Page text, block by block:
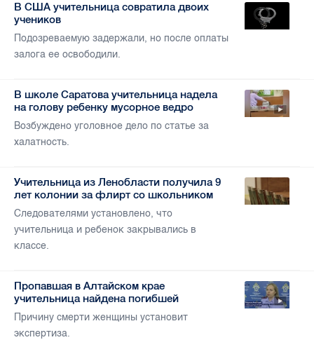
В США учительница совратила двоих
учеников
Подозреваемую задержали, но после оплаты
залога ее освободили.
В школе Саратова учительница надела
на голову ребенку мусорное ведро
Возбуждено уголовное дело по статье за
халатность.
Учительница из Ленобласти получила 9
лет колонии за флирт со школьником
Следователями установлено, что
учительница и ребенок закрывались в
классе.
Пропавшая в Алтайском крае
учительница найдена погибшей
Причину смерти женщины установит
экспертиза.